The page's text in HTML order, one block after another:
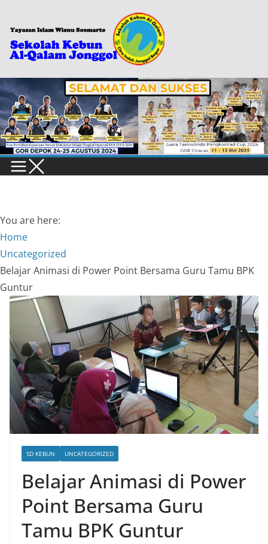
content
You are here:
Home
Uncategorized
Belajar Animasi di Power Point Bersama Guru Tamu BPK
Guntur
SD KEBUN UNCATEGORIZED
Belajar Animasi di Power
Point Bersama Guru
Tamu BPK Guntur